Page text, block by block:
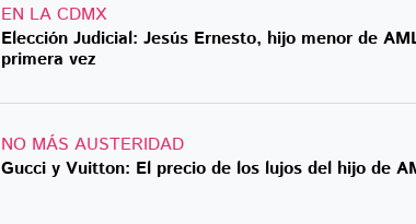
EN LA CDMX
Elección Judicial: Jesús Ernesto, hijo menor de
primera vez
NO MÁS AUSTERIDAD
Gucci y Vuitton: El precio de los lujos del hijo de